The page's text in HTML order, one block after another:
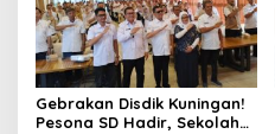
Gebrakan Disdik Kuningan!
Pesona SD Hadir, Sekolah